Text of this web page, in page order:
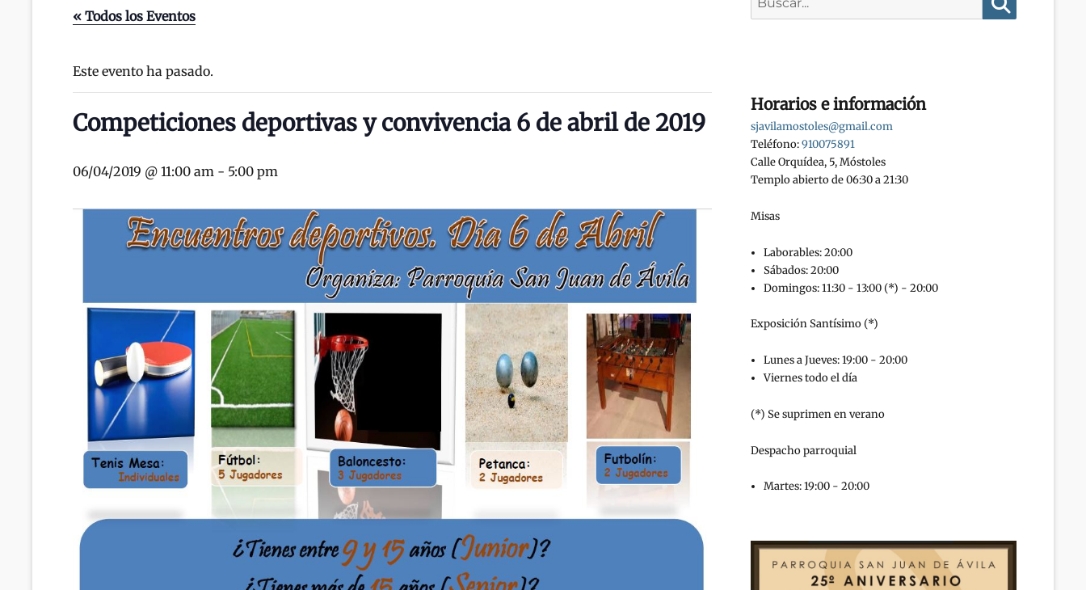
« Todos los Eventos
Este evento ha pasado.
Competiciones deportivas y convivencia 6 de abril de 2019
06/04/2019 @ 11:00 am - 5:00 pm
Horarios e información
sjavilamostoles@gmail.com
Teléfono:910075891
Calle Orquídea, 5, Móstoles
Templo abierto de 06:30 a 21:30
Misas
Laborables: 20:00
Sábados: 20:00
Domingos: 11:30 - 13:00 (*) - 20:00
Exposición Santísimo (*)
Lunes a Jueves: 19:00 - 20:00
Viernes todo el día
(*) Se suprimen en verano
Despacho parroquial
Martes: 19:00 - 20:00